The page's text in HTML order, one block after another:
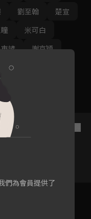
劉至翰
楚宣
米可白
諺
謝京穎
葦華
們為會員提供了